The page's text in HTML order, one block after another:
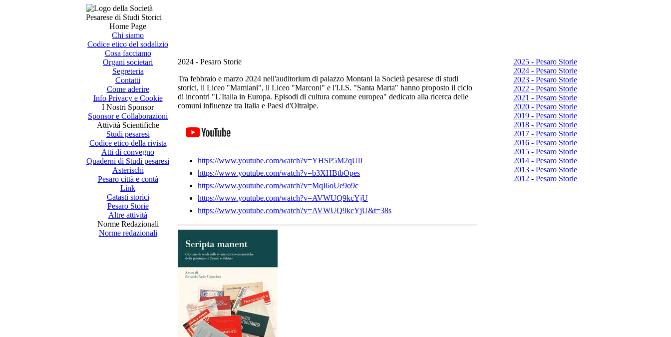
Home Page
Chi siamo
Codice etico del sodalizio
Cosa facciamo
Organi societari
Segreteria
Contatti
Come aderire
Info Privacy e Cookie
I Nostri Sponsor
Sponsor e Collaborazioni
Attività Scientifiche
Studi pesaresi
Codice etico della rivista
Atti di convegno
Quaderni di Studi pesaresi
Asterischi
Pesaro città e contà
Link
Catasti storici
Pesaro Storie
Altre attività
Norme Redazionali
Norme redazionali
2024 - Pesaro Storie
Tra febbraio e marzo 2024 nell'auditorium di palazzo Montani la Società pesarese di studi
storici, il Liceo "Mamiani", il Liceo "Marconi" e l'I.I.S. "Santa Marta" hanno proposto il ciclo
di incontri "L'Italia in Europa. Episodi di cultura comune europea" dedicato alla ricerca delle
comuni influenze tra Italia e Paesi d'Oltralpe.
https://www.youtube.com/watch?v=YHSP5M2qUlI
https://www.youtube.com/watch?v=b3XHBtbOpes
https://www.youtube.com/watch?v=MqI6oUe9o9c
https://www.youtube.com/watch?v=AVWUQ9kcYjU
https://www.youtube.com/watch?v=AVWUQ9kcYjU&t=38s
2025 - Pesaro Storie
2024 - Pesaro Storie
2023 - Pesaro Storie
2022 - Pesaro Storie
2021 - Pesaro Storie
2020 - Pesaro Storie
2019 - Pesaro Storie
2018 - Pesaro Storie
2017 - Pesaro Storie
2016 - Pesaro Storie
2015 - Pesaro Storie
2014 - Pesaro Storie
2013 - Pesaro Storie
2012 - Pesaro Storie